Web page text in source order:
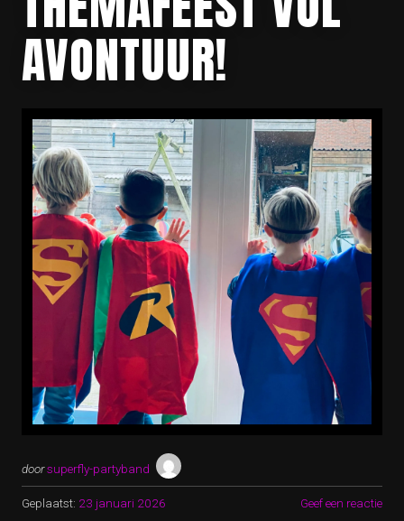
AVONTUUR!
doorsuperfly-partyband
Geplaatst: 23 januari 2026 Geef een reactie